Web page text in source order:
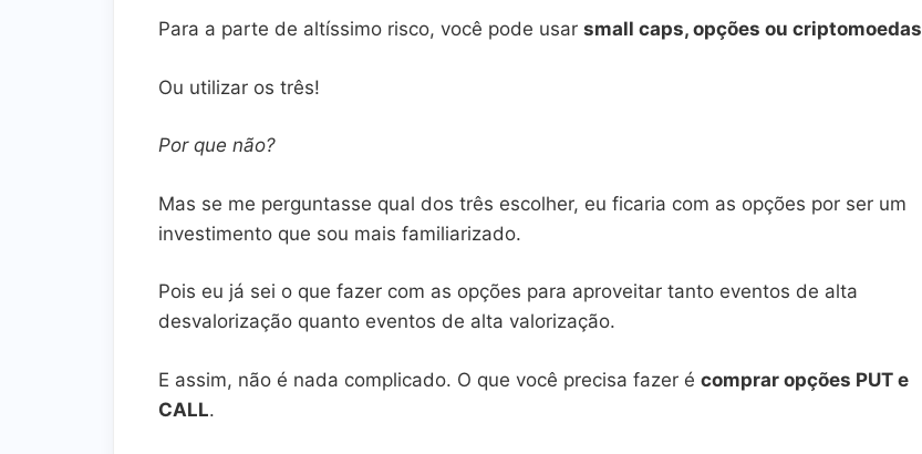
Para a parte de altíssimo risco, você pode usar small caps, opções ou criptomoedas
Ou utilizar os três!
Por que não?
Mas se me perguntasse qual dos três escolher, eu ficaria com as opções por ser um
investimento que sou mais familiarizado.
Pois eu já sei o que fazer com as opções para aproveitar tanto eventos de alta
desvalorização quanto eventos de alta valorização.
E assim, não é nada complicado. O que você precisa fazer é comprar opções PUT e
CALL.